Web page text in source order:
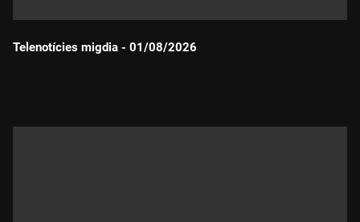
Telenotícies migdia - 01/08/2026